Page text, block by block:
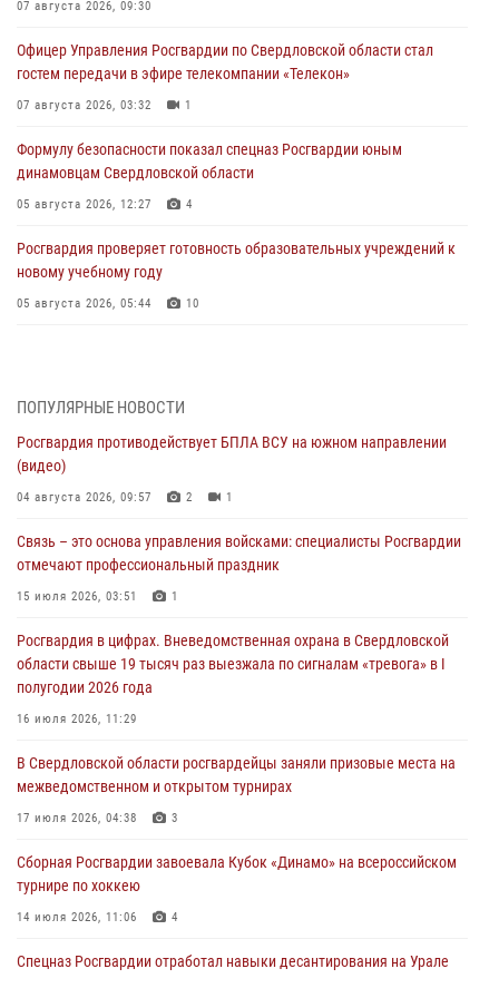
07 августа 2026, 09:30
Офицер Управления Росгвардии по Свердловской области стал
гостем передачи в эфире телекомпании «Телекон»
07 августа 2026, 03:32 1
Формулу безопасности показал спецназ Росгвардии юным
динамовцам Свердловской области
05 августа 2026, 12:27 4
Росгвардия проверяет готовность образовательных учреждений к
новому учебному году
05 августа 2026, 05:44 10
04 августа 2026, 09:57 2
Росгвардия приняла участие в обеспечении безопасности Дня
города в Екатеринбурге
03 августа 2026, 07:43 3
Росгвардия приняла участие в межведомственном
антитеррористическом учении в Свердловской области
31 июля 2026, 12:27 1
Росгвардия обеспечивает безопасность граждан на южном
направлении
31 июля 2026, 06:56
рассказал об итогах работы подразделения в эфире телекомпании
«Телекон»
30 июля 2026, 11:33 1
ПОПУЛЯРНЫЕ НОВОСТИ
Росгвардия противодействует БПЛА ВСУ на южном направлении
(видео)
04 августа 2026, 09:57 2 1
Связь – это основа управления войсками: специалисты Росгвардии
отмечают профессиональный праздник
15 июля 2026, 03:51 1
Росгвардия в цифрах. Вневедомственная охрана в Свердловской
области свыше 19 тысяч раз выезжала по сигналам «тревога» в I
полугодии 2026 года
16 июля 2026, 11:29
В Свердловской области росгвардейцы заняли призовые места на
межведомственном и открытом турнирах
17 июля 2026, 04:38 3
Сборная Росгвардии завоевала Кубок «Динамо» на всероссийском
турнире по хоккею
14 июля 2026, 11:06 4
Спецназ Росгвардии отработал навыки десантирования на Урале